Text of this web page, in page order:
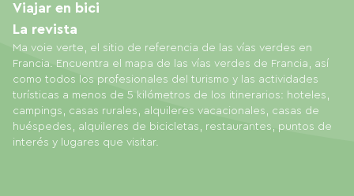
Ma voie verte, el sitio de referencia de las vías verdes en
Francia. Encuentra el mapa de las vías verdes de Francia, así
como todos los profesionales del turismo y las actividades
turísticas a menos de 5 kilómetros de los itinerarios: hoteles,
campings, casas rurales, alquileres vacacionales, casas de
huéspedes, alquileres de bicicletas, restaurantes, puntos de
interés y lugares que visitar.
Viajar en bici
La revista